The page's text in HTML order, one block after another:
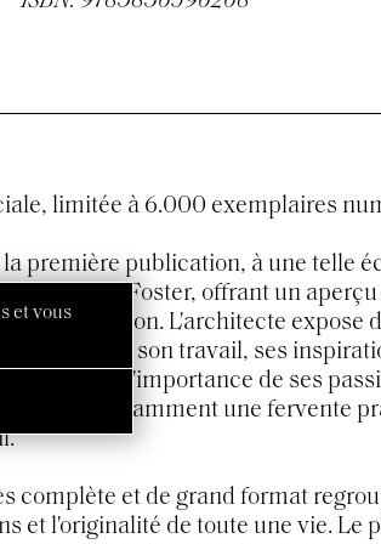
limitée à 6.000 exemplaires
première publication, à une telle
de Norman Foster, offrant un aperçu
de création. L'architecte expose
de son travail, ses
ainsi que l'importance de ses
notamment une fervente
complète et de grand format
et l'originalité de toute une vie. Le
et vous